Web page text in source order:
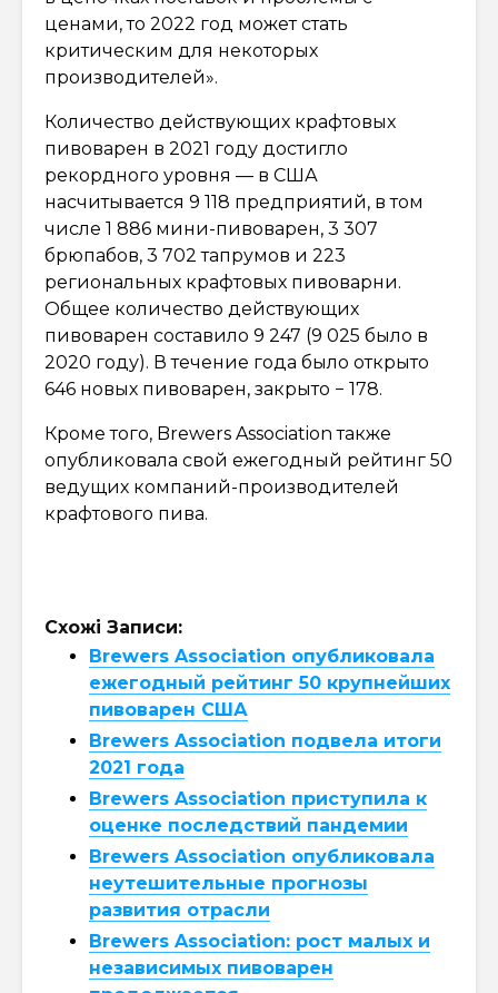
ценами, то 2022 год может стать
критическим для некоторых
производителей».
Количество действующих крафтовых
пивоварен в 2021 году достигло
рекордного уровня — в США
насчитывается 9 118 предприятий, в том
числе 1 886 мини-пивоварен, 3 307
брюпабов, 3 702 тапрумов и 223
региональных крафтовых пивоварни.
Общее количество действующих
пивоварен составило 9 247 (9 025 было в
2020 году). В течение года было открыто
646 новых пивоварен, закрыто − 178.
Кроме того, Brewers Association также
опубликовала свой ежегодный рейтинг 50
ведущих компаний-производителей
крафтового пива.
Схожі Записи:
Brewers Association опубликовала
ежегодный рейтинг 50 крупнейших
пивоварен США
Brewers Association подвела итоги
2021 года
Brewers Association приступила к
оценке последствий пандемии
Brewers Association опубликовала
неутешительные прогнозы
развития отрасли
Brewers Association: рост малых и
независимых пивоварен